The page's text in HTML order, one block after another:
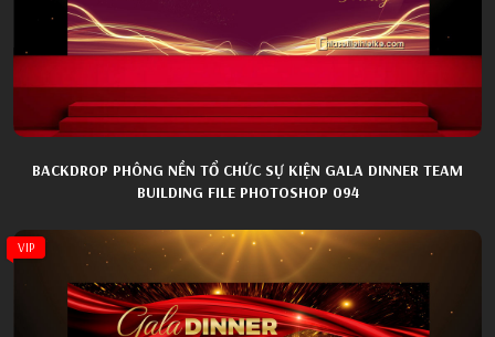
BACKDROP PHÔNG NỀN TỔ CHỨC SỰ KIỆN GALA DINNER TEAM
BUILDING FILE PHOTOSHOP 094
VIP